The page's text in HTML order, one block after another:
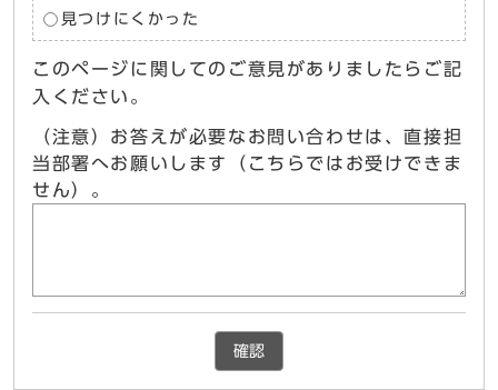
見つけにくかった
このページに関してのご意見がありましたらご記
入ください。
（注意）お答えが必要なお問い合わせは、直接担
当部署へお願いします（こちらではお受けできま
せん）。
確認